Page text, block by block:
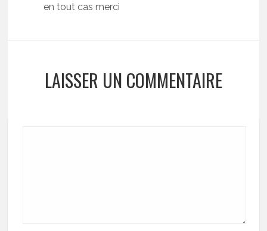
en tout cas merci
LAISSER UN COMMENTAIRE